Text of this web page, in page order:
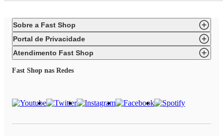
Sobre a Fast Shop
Portal de Privacidade
Atendimento Fast Shop
Fast Shop nas Redes